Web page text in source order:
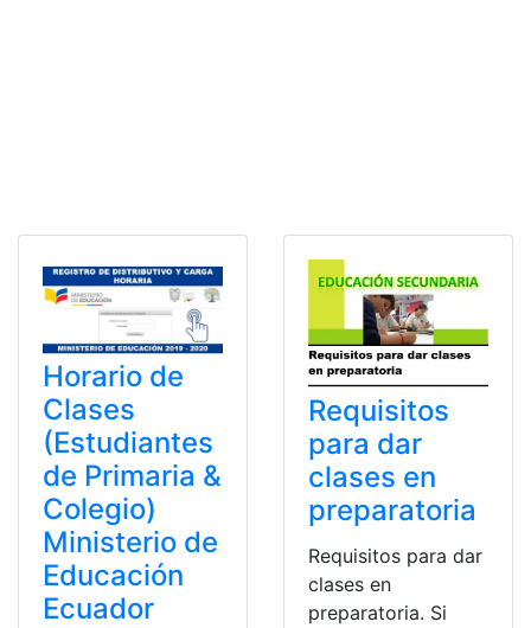
Horario de
Clases
(Estudiantes
de Primaria &
Colegio)
Ministerio de
Educación
Ecuador
Requisitos
para dar
clases en
preparatoria
Requisitos para dar
clases en
preparatoria. Si